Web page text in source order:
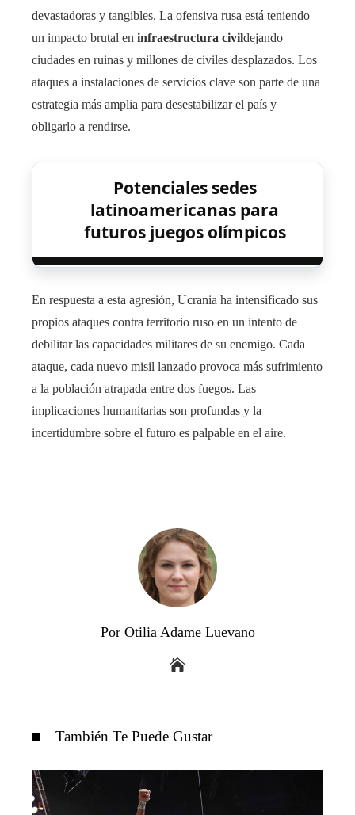
devastadoras y tangibles. La ofensiva rusa está teniendo
un impacto brutal en infraestructura civildejando
ciudades en ruinas y millones de civiles desplazados. Los
ataques a instalaciones de servicios clave son parte de una
estrategia más amplia para desestabilizar el país y
obligarlo a rendirse.
Potenciales sedes
latinoamericanas para
futuros juegos olímpicos
En respuesta a esta agresión, Ucrania ha intensificado sus
propios ataques contra territorio ruso en un intento de
debilitar las capacidades militares de su enemigo. Cada
ataque, cada nuevo misil lanzado provoca más sufrimiento
a la población atrapada entre dos fuegos. Las
implicaciones humanitarias son profundas y la
incertidumbre sobre el futuro es palpable en el aire.
Por Otilia Adame Luevano
También Te Puede Gustar